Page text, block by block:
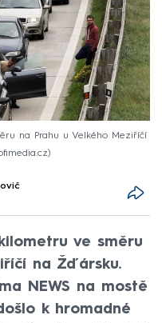
na Prahu u Velkého Meziříčí
ve směru
na Žďársku.
NEWS na mostě
k hromadné